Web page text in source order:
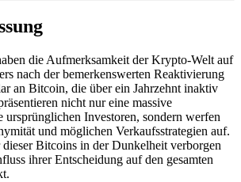
die Aufmerksamkeit der Krypto-Welt auf
nach der bemerkenswerten Reaktivierung
an Bitcoin, die über ein Jahrzehnt inaktiv
nicht nur eine massive
ursprünglichen Investoren, sondern werfen
und möglichen Verkaufsstrategien auf.
Bitcoins in der Dunkelheit verborgen
ihrer Entscheidung auf den gesamten